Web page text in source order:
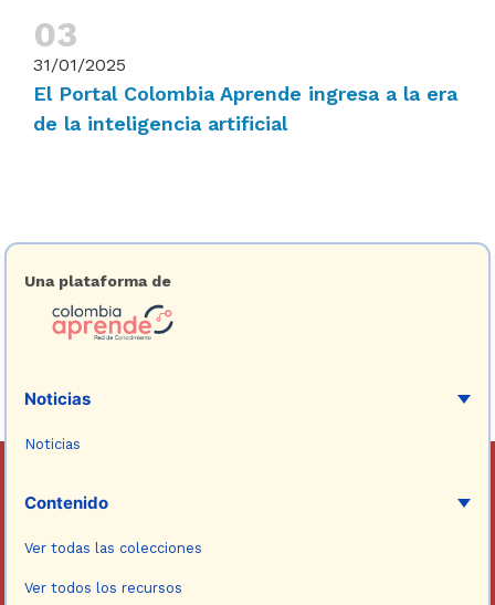
31/01/2025
El Portal Colombia Aprende ingresa a la era
de la inteligencia artificial
Una plataforma de
Noticias
Noticias
Contenido
Ver todas las colecciones
Ver todos los recursos